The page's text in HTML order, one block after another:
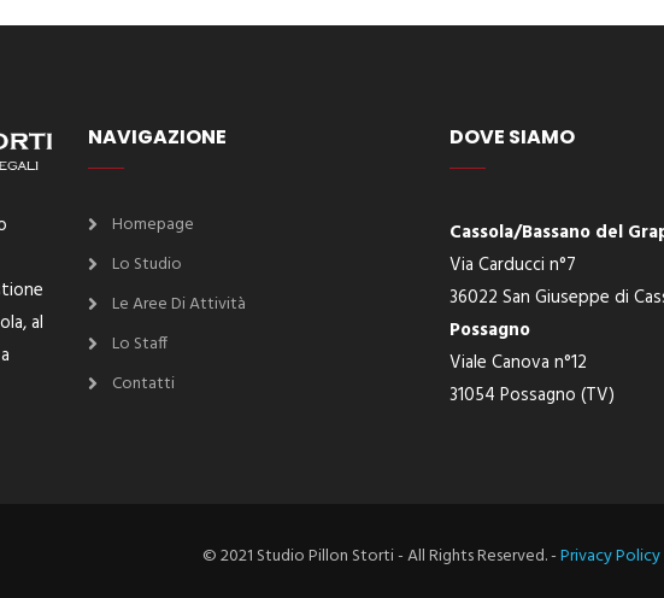
al
NAVIGAZIONE
Homepage
Lo Studio
Le Aree Di Attività
Lo Staff
Contatti
DOVE SIAMO
Cassola/Bassano del
Via Carducci n°7
36022 San Giuseppe di
Possagno
Viale Canova n°12
31054 Possagno (TV)
© 2021 Studio Pillon Storti - All Rights Reserved. -Privacy Policy